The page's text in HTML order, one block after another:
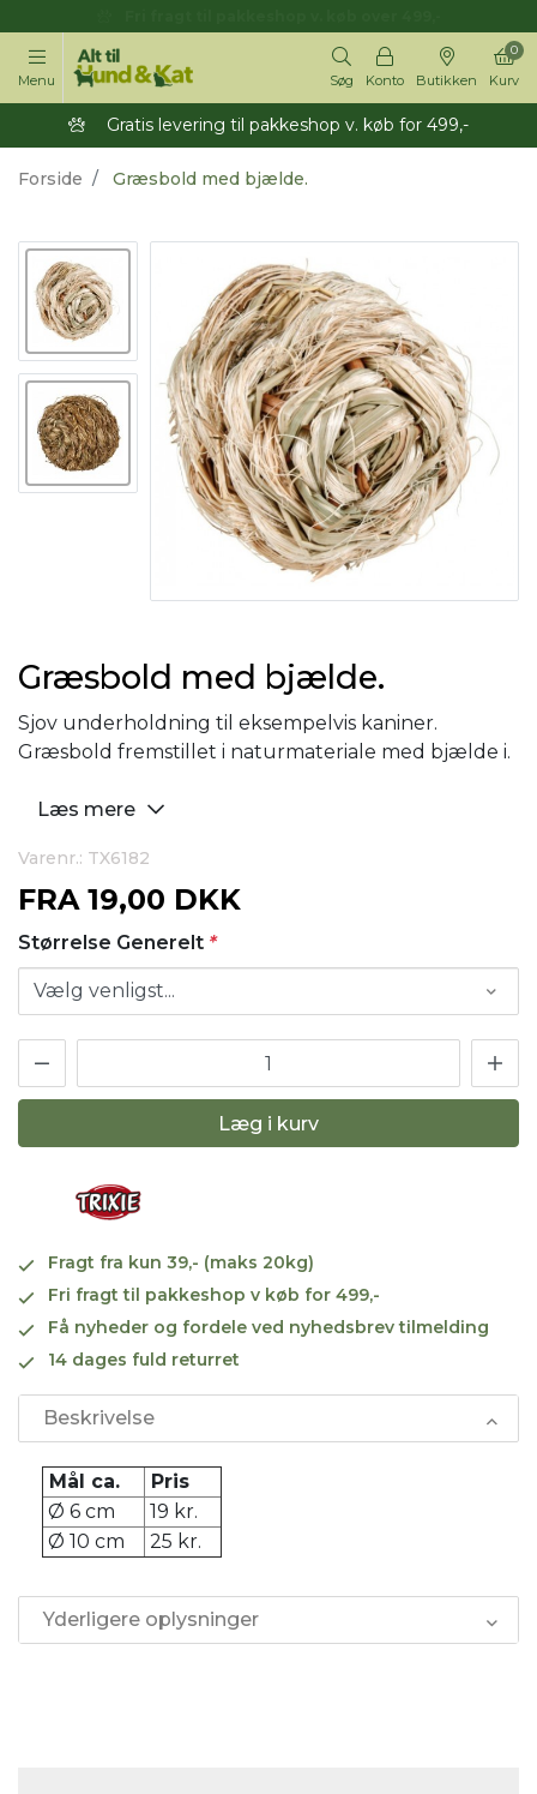
Menu Søg Konto Butikken Kurv
0
Gratis levering til pakkeshop v. køb for 499,-
Forside Græsbold med bjælde.
Græsbold med bjælde.
Sjov underholdning til eksempelvis kaniner.
Græsbold fremstillet i naturmateriale med bjælde i.
Læs mere
Varenr.: TX6182
FRA 19,00 DKK
Størrelse Generelt *
Læg i kurv
Fragt fra kun 39,- (maks 20kg)
Fri fragt til pakkeshop v køb for 499,-
Få nyheder og fordele ved nyhedsbrev tilmelding
14 dages fuld returret
Beskrivelse
Mål ca.
Pris
Ø 6 cm
19 kr.
Ø 10 cm
25 kr.
Yderligere oplysninger